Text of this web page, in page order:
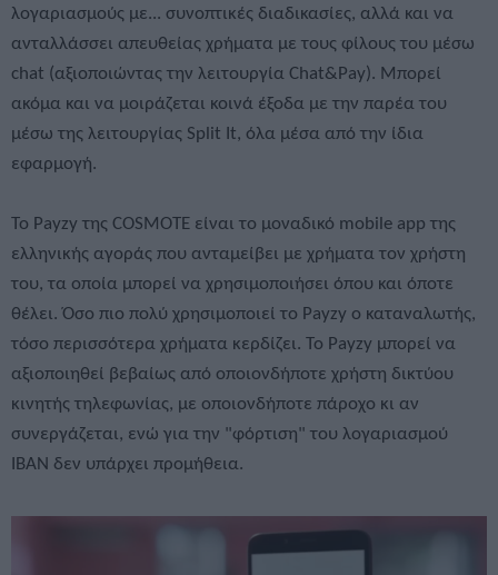
λογαριασμούς με... συνοπτικές διαδικασίες, αλλά και να
ανταλλάσσει απευθείας χρήματα με τους φίλους του μέσω
chat (αξιοποιώντας την λειτουργία Chat&Pay). Μπορεί
ακόμα και να μοιράζεται κοινά έξοδα με την παρέα του
μέσω της λειτουργίας Split It, όλα μέσα από την ίδια
εφαρμογή.
Το Payzy της COSMOTE είναι το μοναδικό mobile app της
ελληνικής αγοράς που ανταμείβει με χρήματα τον χρήστη
του, τα οποία μπορεί να χρησιμοποιήσει όπου και όποτε
θέλει. Όσο πιο πολύ χρησιμοποιεί το Payzy ο καταναλωτής,
τόσο περισσότερα χρήματα κερδίζει. Το Payzy μπορεί να
αξιοποιηθεί βεβαίως από οποιονδήποτε χρήστη δικτύου
κινητής τηλεφωνίας, με οποιονδήποτε πάροχο κι αν
συνεργάζεται, ενώ για την "φόρτιση" του λογαριασμού
IBAN δεν υπάρχει προμήθεια.